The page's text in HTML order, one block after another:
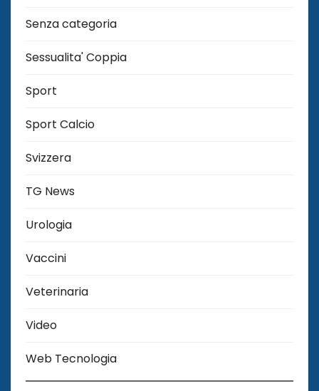
Senza categoria
Sessualita' Coppia
Sport
Sport Calcio
Svizzera
TG News
Urologia
Vaccini
Veterinaria
Video
Web Tecnologia